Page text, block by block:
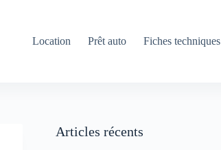
Location Prêt auto Fiches techniques
Articles récents